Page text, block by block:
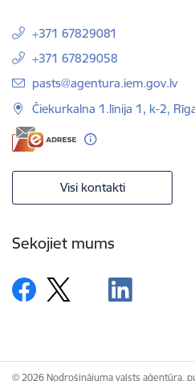
+371 67829081
+371 67829058
E-pasts:
pasts@agentura.iem.gov.lv
Čiekurkalna 1.līnija 1, k-2,
Visi kontakti
Sekojiet mums
© 2026 Nodrošinājuma valsts aģentūra,